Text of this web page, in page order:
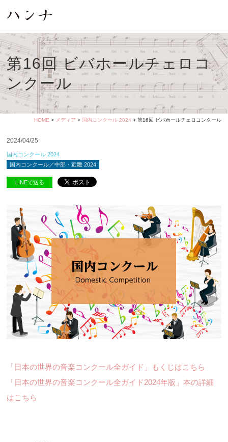
第16回 ビバホールチェロコ
ンクール
HOME > メディア > 国内コンクール 2024 > 第16回 ビバホールチェロコンクール
2024/04/25
国内コンクール 2024
国内コンクール／中部・近畿 2024
LINEで送る
「日本の世界の音楽コンクール全ガイド」もくじはこちら
「日本の世界の音楽コンクール全ガイド2024年版」本の詳細
はこちら